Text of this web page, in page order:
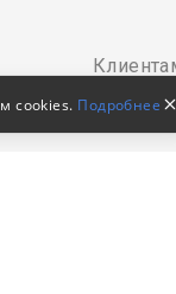
Как
cookies. Подробнее